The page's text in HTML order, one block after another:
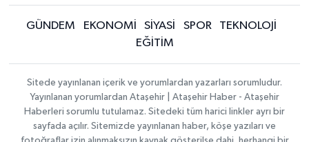
GÜNDEM EKONOMİ SİYASİ SPOR
TEKNOLOJİ
EĞİTİM
Sitede yayınlanan içerik ve yorumlardan yazarları sorumludur.
Yayınlanan yorumlardan Ataşehir | Ataşehir Haber - Ataşehir
Haberleri sorumlu tutulamaz. Sitedeki tüm harici linkler ayrı bir
sayfada açılır. Sitemizde yayınlanan haber, köşe yazıları ve